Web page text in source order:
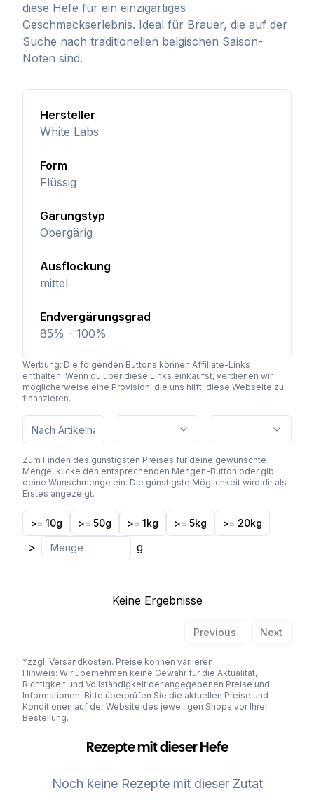
diese Hefe für ein einzigartiges
Geschmackserlebnis. Ideal für Brauer, die auf der
Suche nach traditionellen belgischen Saison-
Noten sind.
Hersteller
White Labs
Form
Flüssig
Gärungstyp
Obergärig
Ausflockung
mittel
Endvergärungsgrad
85% - 100%
Werbung: Die folgenden Buttons können Affiliate-Links
enthalten. Wenn du über diese Links einkaufst, verdienen wir
möglicherweise eine Provision, die uns hilft, diese Webseite zu
finanzieren.
Zum Finden des günstigsten Preises für deine gewünschte
Menge, klicke den entsprechenden Mengen-Button oder gib
deine Wunschmenge ein. Die günstigste Möglichkeit wird dir als
Erstes angezeigt.
>= 10g >= 50g >= 1kg >= 5kg >= 20kg
> g
Keine Ergebnisse
Previous Next
*zzgl. Versandkosten. Preise können variieren.
Hinweis: Wir übernehmen keine Gewähr für die Aktualität,
Richtigkeit und Vollständigkeit der angegebenen Preise und
Informationen. Bitte überprüfen Sie die aktuellen Preise und
Konditionen auf der Website des jeweiligen Shops vor Ihrer
Bestellung.
Rezepte mit dieser Hefe
Noch keine Rezepte mit dieser Zutat